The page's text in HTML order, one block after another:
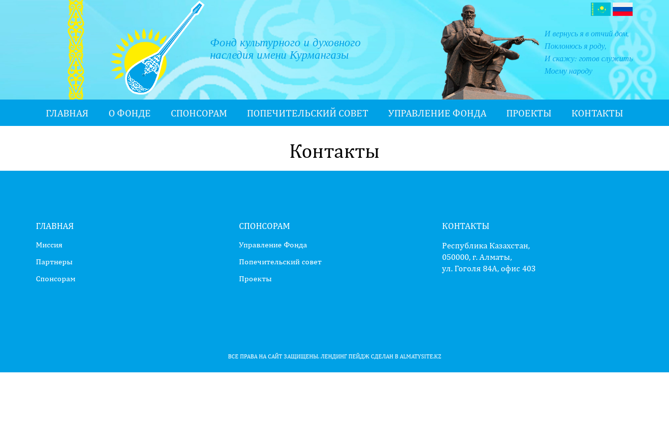
Фонд культурного и духовного
наследия имени Курмангазы
И вернусь я в отчий дом,
Поклонюсь я роду,
И скажу: готов служить
Моему народу
ГЛАВНАЯ О ФОНДЕ СПОНСОРАМ ПОПЕЧИТЕЛЬСКИЙ СОВЕТ УПРАВЛЕНИЕ ФОНДА ПРОЕКТЫ КОНТАКТЫ
Контакты
ГЛАВНАЯ
Миссия
Партнеры
Спонсорам
СПОНСОРАМ
Управление Фонда
Попечительский совет
Проекты
КОНТАКТЫ
Республика Казахстан,
050000, г. Алматы,
ул. Гоголя 84А, офис 403
ВСЕ ПРАВА НА САЙТ ЗАЩИЩЕНЫ. ЛЕНДИНГ ПЕЙДЖ СДЕЛАН В ALMATYSITE.KZ